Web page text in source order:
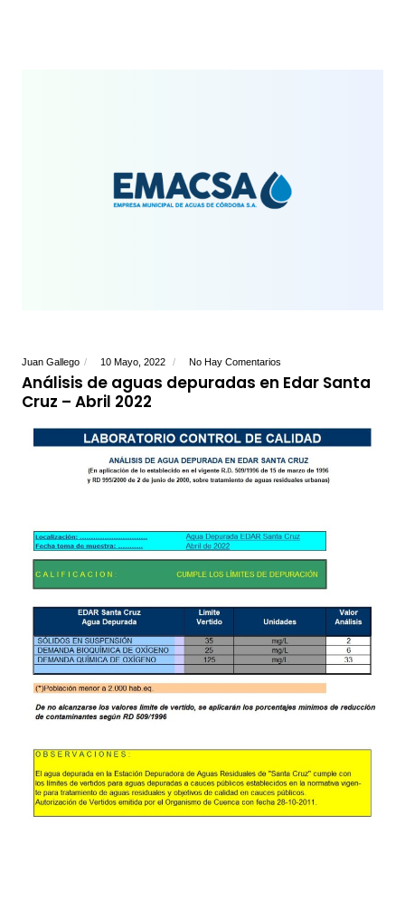
Juan Gallego 10 Mayo, 2022 No Hay Comentarios
Análisis de aguas depuradas en Edar Santa
Cruz – Abril 2022